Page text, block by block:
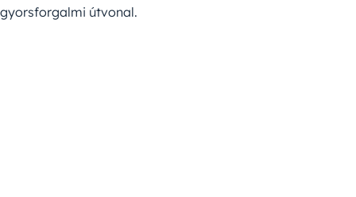
gyorsforgalmi útvonal.